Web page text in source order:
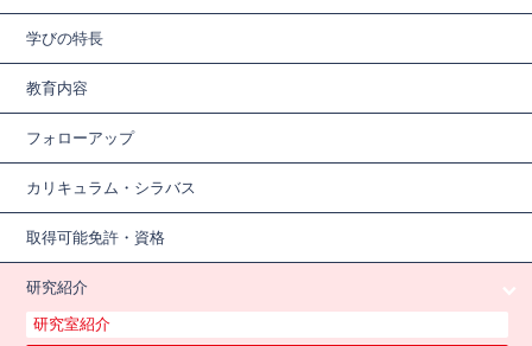
学びの特長
教育内容
フォローアップ
カリキュラム・シラバス
取得可能免許・資格
研究紹介
研究室紹介